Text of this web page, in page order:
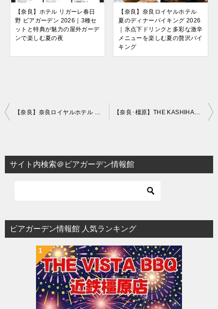
【奈良】ホテル リガーレ春日
野 ビアガーデン 2026｜3種セ
ットと特典が魅力の屋外ガーデ
ンで楽しむ夏の夜
【奈良】奈良ロイヤルホテル
夏のディナーバイキング 2026
｜氷点下ドリンクと多彩な激辛
メニューを楽しむ夏の贅沢バイ
キング
投
ビ
ゲ
ョ
ン
【奈良】奈良ロイヤルホテル 夏のディナーバイキング 2026｜氷点下ドリンクと多彩な激辛メニューを楽しむ夏の贅沢バイキング 【奈良･橿原】THE KASHIHARA ビアテラス＆ホール 2022
サイト内検索＠ビアガーデン情報館
ビアガーデン情報館 人気ランキング